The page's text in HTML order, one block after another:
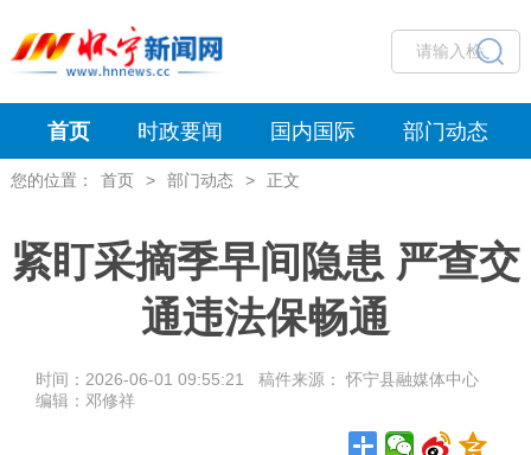
首页 时政要闻 国内国际 部门动态
您的位置： 首页 > 部门动态 > 正文
紧盯采摘季早间隐患 严查交
通违法保畅通
时间：2026-06-01 09:55:21 稿件来源： 怀宁县融媒体中心
编辑：邓修祥